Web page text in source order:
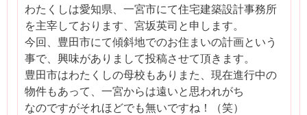
わたくしは愛知県、一宮市にて住宅建築設計事務所
を主宰しております、宮坂英司と申します。
今回、豊田市にて傾斜地でのお住まいの計画という
事で、興味がありまして投稿させて頂きます。
豊田市はわたくしの母校もありまた、現在進行中の
物件もあって、一宮からは遠いと思われがち
なのですがそれほどでも無いですね！（笑）